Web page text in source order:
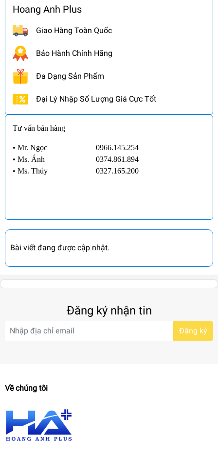
Hoang Anh Plus
Giao Hàng Toàn Quốc
Bảo Hành Chính Hãng
Đa Dạng Sản Phẩm
Đại Lý Nhập Số Lượng Giá Cực Tốt
Tư vấn bán hàng
• Mr. Ngọc
0966.145.254
• Ms. Ánh
0374.861.894
• Ms. Thúy 0327.165.200
Bài viết đang được cập nhật.
Đăng ký nhận tin
Đăng ký
Về chúng tôi